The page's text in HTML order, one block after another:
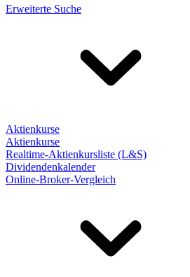
Erweiterte Suche
Aktienkurse
Aktienkurse
Realtime-Aktienkursliste (L&S)
Dividendenkalender
Online-Broker-Vergleich